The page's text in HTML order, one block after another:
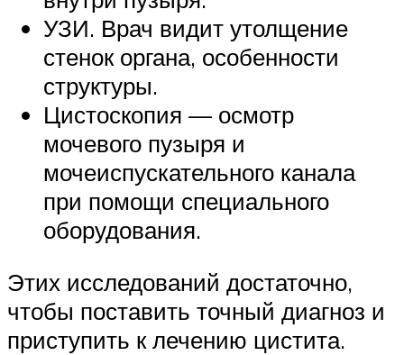
УЗИ. Врач видит утолщение
стенок органа, особенности
структуры.
Цистоскопия — осмотр
мочевого пузыря и
мочеиспускательного канала
при помощи специального
оборудования.
Этих исследований достаточно,
чтобы поставить точный диагноз и
приступить к лечению цистита.